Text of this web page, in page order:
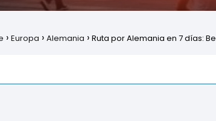
Europa Alemania Ruta por Alemania en 7 días: